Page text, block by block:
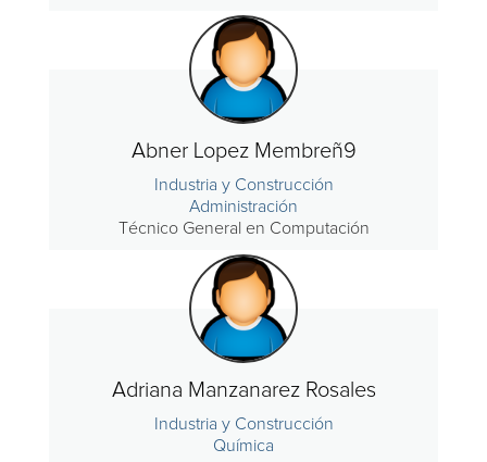
Abner Lopez Membreñ9
Industria y Construcción
Administración
Técnico General en Computación
Adriana Manzanarez Rosales
Industria y Construcción
Química